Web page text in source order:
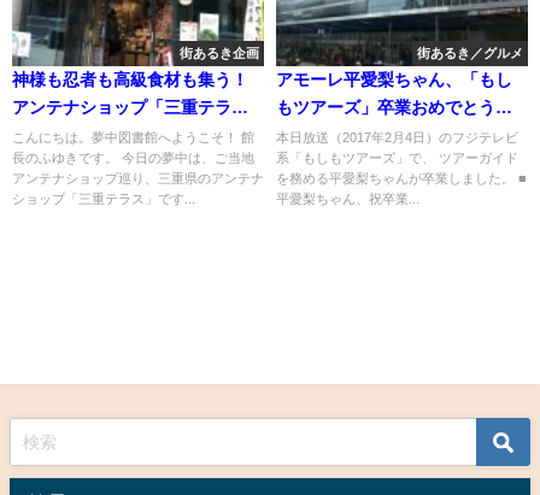
街あるき企画
神様も忍者も高級食材も集う！
アンテナショップ「三重テラ
ス」
こんにちは。夢中図書館へようこそ！ 館
長のふゆきです。 今日の夢中は、ご当地
アンテナショップ巡り、三重県のアンテナ
ショップ「三重テラス」です...
街あるき／グルメ
アモーレ平愛梨ちゃん、「もし
もツアーズ」卒業おめでとう！
最後のロケ地、日本のイタリア
（？）熱海の新施設「ラスカ熱
海」をいま一度！Remastered！
本日放送（2017年2月4日）のフジテレビ
系「もしもツアーズ」で、 ツアーガイド
を務める平愛梨ちゃんが卒業しました。 ■
平愛梨ちゃん、祝卒業...